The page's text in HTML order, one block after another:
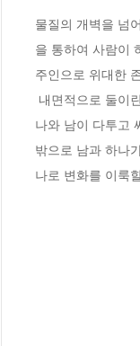
물질의 개벽을 넘
을 통하여 사람이
주인으로 위대한
나와 남이 다투고
밖으로 남과 하나
나로 변화를 이룩